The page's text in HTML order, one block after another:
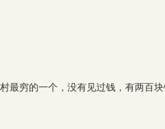
最穷的一个，没有见过钱，有两百